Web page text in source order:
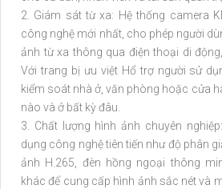
2. Giám sát từ xa: Hệ thống camera
công nghệ mới nhất, cho phép người
ảnh từ xa thông qua điện thoại di
Với trang bị ưu việt Hổ trợ người sử
kiểm soát nhà ở, văn phòng hoặc cửa
nào và ở bất kỳ đâu.
3. Chất lượng hình ảnh chuyên
dụng công nghệ tiên tiến như độ phân
ảnh H.265, đèn hồng ngoại thông
khác để cung cấp hình ảnh sắc nét và